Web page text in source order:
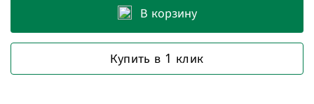
В корзину
Купить в 1 клик